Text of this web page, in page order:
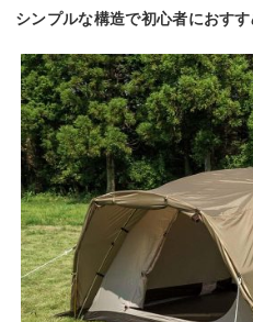
シンプルな構造で初心者におす